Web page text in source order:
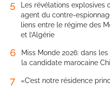
5
Les révélations
agent du contre-
liens entre le régime des
et l’Algérie
6
Miss Monde 2026: dans
la candidate marocaine
7
«C’est notre résidence